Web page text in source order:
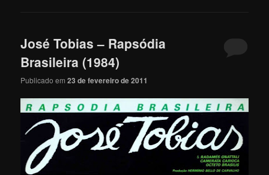
José Tobias – Rapsódia
Brasileira (1984)
Publicado em23 de fevereiro de 2011